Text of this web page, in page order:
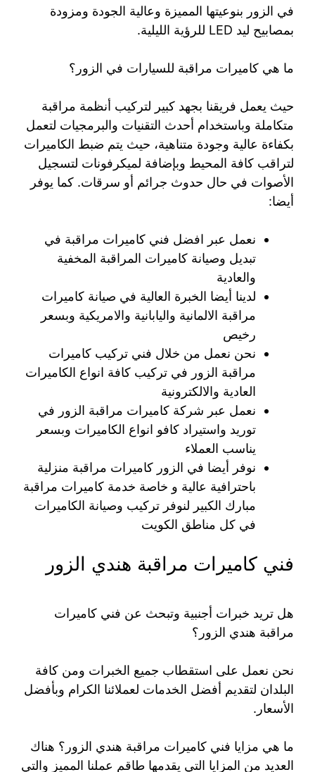
في الزور بنوعيتها المميزة وعالية الجودة ومزودة
بمصابيح ليد LED للرؤية الليلية.
ما هي كاميرات مراقبة للسيارات في الزور؟
حيث يعمل فريقنا بجهد كبير لتركيب أنظمة مراقبة
متكاملة وباستخدام أحدث التقنيات والبرمجيات لتعمل
بكفاءة عالية وجودة متناهية، حيث يتم ضبط الكاميرات
لتراقب كافة المحيط وبإضافة لميكرفونات لتسجيل
الأصوات في حال حدوث جرائم أو سرقات. كما يوفر
أيضا:
نعمل عبر افضل فني كاميرات مراقبة في
تبديل وصيانة كاميرات المراقبة المخفية
والعادية
لدينا أيضا الخبرة العالية في صيانة كاميرات
مراقبة الالمانية واليابانية والامريكية وبسعر
رخيص
نحن نعمل من خلال فني تركيب كاميرات
مراقبة الزور في تركيب كافة انواع الكاميرات
العادية والالكترونية
نعمل عبر شركة كاميرات مراقبة الزور في
توريد واستيراد كافو انواع الكاميرات وبسعر
يناسب العملاء
نوفر أيضا في الزور كاميرات مراقبة منزلية
باحترافية عالية و خاصة خدمة كاميرات مراقبة
مبارك الكبير لنوفر تركيب وصيانة الكاميرات
في كل مناطق الكويت
فني كاميرات مراقبة هندي الزور
هل تريد خبرات أجنبية وتبحث عن فني كاميرات
مراقبة هندي الزور؟
نحن نعمل على استقطاب جميع الخبرات ومن كافة
البلدان لتقديم أفضل الخدمات لعملائنا الكرام وبأفضل
الأسعار.
ما هي مزايا فني كاميرات مراقبة هندي الزور؟ هناك
العديد من المزايا التي يقدمها طاقم عملنا المميز والتي